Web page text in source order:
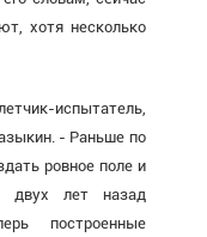
хотя несколько
испытатель,
- Раньше по
ровное поле и
двух лет назад
построенные